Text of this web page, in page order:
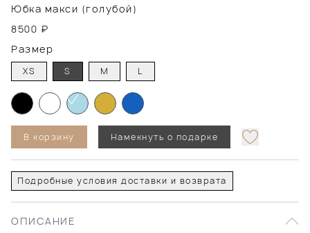
Юбка макси (голубой)
8500 ₽
Размер
XS S M L
В корзину Намекнуть о подарке
Подробные условия доставки и возврата
ОПИСАНИЕ